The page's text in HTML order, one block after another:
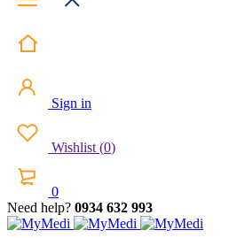
Sign in
Wishlist (0)
0
Need help? 0934 632 993